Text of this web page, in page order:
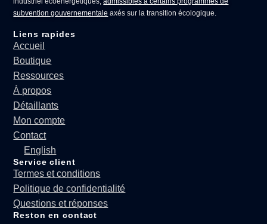
subvention gouvernementale axés sur la transition écologique.
Liens rapides
Accueil
Boutique
Ressources
À propos
Détaillants
Mon compte
Contact
English
Service client
Termes et conditions
Politique de confidentialité
Questions et réponses
Reston en contact